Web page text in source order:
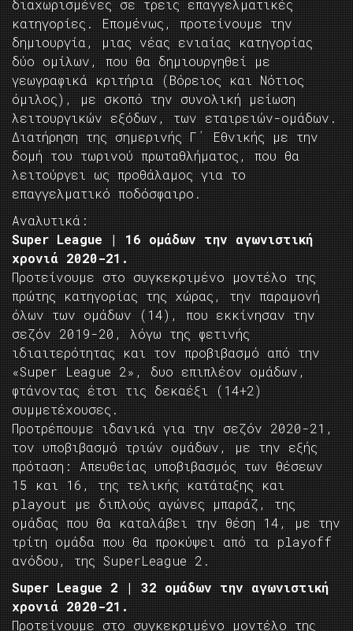
διαχωρισμένες σε τρεις επαγγελματικές
κατηγορίες. Επομένως, προτείνουμε την
δημιουργία, μιας νέας ενιαίας κατηγορίας
δύο ομίλων, που θα δημιουργηθεί με
γεωγραφικά κριτήρια (Βόρειος και Νότιος
όμιλος), με σκοπό την συνολική μείωση
λειτουργικών εξόδων, των εταιρειών-ομάδων.
Διατήρηση της σημερινής Γ΄ Εθνικής με την
δομή του τωρινού πρωταθλήματος, που θα
λειτούργει ως προθάλαμος για το
επαγγελματικό ποδόσφαιρο.
Αναλυτικά:
Super League | 16 ομάδων την αγωνιστική
χρονιά 2020-21.
Προτείνουμε στο συγκεκριμένο μοντέλο της
πρώτης κατηγορίας της χώρας, την παραμονή
όλων των ομάδων (14), που εκκίνησαν την
σεζόν 2019-20, λόγω της φετινής
ιδιαιτερότητας και τον προβιβασμό από την
«Super League 2», δυο επιπλέον ομάδων,
φτάνοντας έτσι τις δεκαέξι (14+2)
συμμετέχουσες.
Προτρέπουμε ιδανικά για την σεζόν 2020-21,
τον υποβιβασμό τριών ομάδων, με την εξής
πρόταση: Απευθείας υποβιβασμός των θέσεων
15 και 16, της τελικής κατάταξης και
playout με διπλούς αγώνες μπαράζ, της
ομάδας που θα καταλάβει την θέση 14, με την
τρίτη ομάδα που θα προκύψει από τα playoff
ανόδου, της SuperLeague 2.
Super League 2 | 32 ομάδων την αγωνιστική
χρονιά 2020-21.
Προτείνουμε στο συγκεκριμένο μοντέλο της